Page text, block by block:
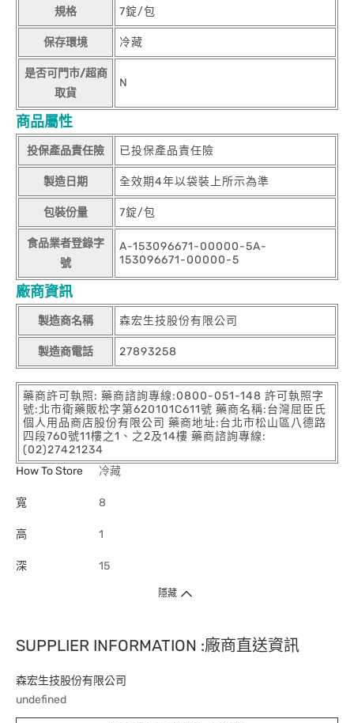
規格 7錠/包
保存環境 冷藏
是否可門市/超商
取貨
N
商品屬性
投保產品責任險 已投保產品責任險
製造日期 全效期4年以袋裝上所示為準
包裝份量 7錠/包
食品業者登錄字
號
A-153096671-00000-5A-
153096671-00000-5
廠商資訊
製造商名稱 森宏生技股份有限公司
製造商電話 27893258
藥商許可執照: 藥商諮詢專線:0800-051-148 許可執照字
號:北市衛藥販松字第620101C611號 藥商名稱:台灣屈臣氏
個人用品商店股份有限公司 藥商地址:台北市松山區八德路
四段760號11樓之1、之2及14樓 藥商諮詢專線:
(02)27421234
How To Store
冷藏
寬 8
高 1
深 15
隱藏
SUPPLIER INFORMATION :廠商直送資訊
森宏生技股份有限公司
undefined